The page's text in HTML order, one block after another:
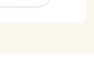
陶器まつり」や「窯